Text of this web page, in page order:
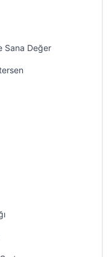
Sana Değer